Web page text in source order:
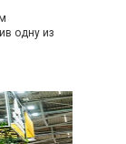
одну из